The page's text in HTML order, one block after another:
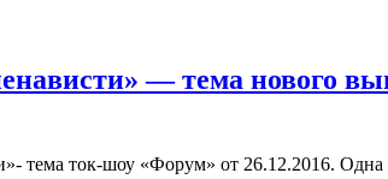
— тема нового
тема ток-шоу «Форум» от 26.12.2016.